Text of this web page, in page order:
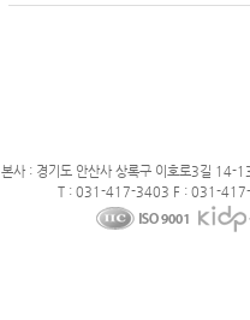
본사 : 경기도 안산사 상록구 이호로3길 14-
T : 031-417-3403 F : 031-